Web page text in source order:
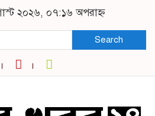
২০২৬, ০৭:১৬ অপরাহ্ন
Search